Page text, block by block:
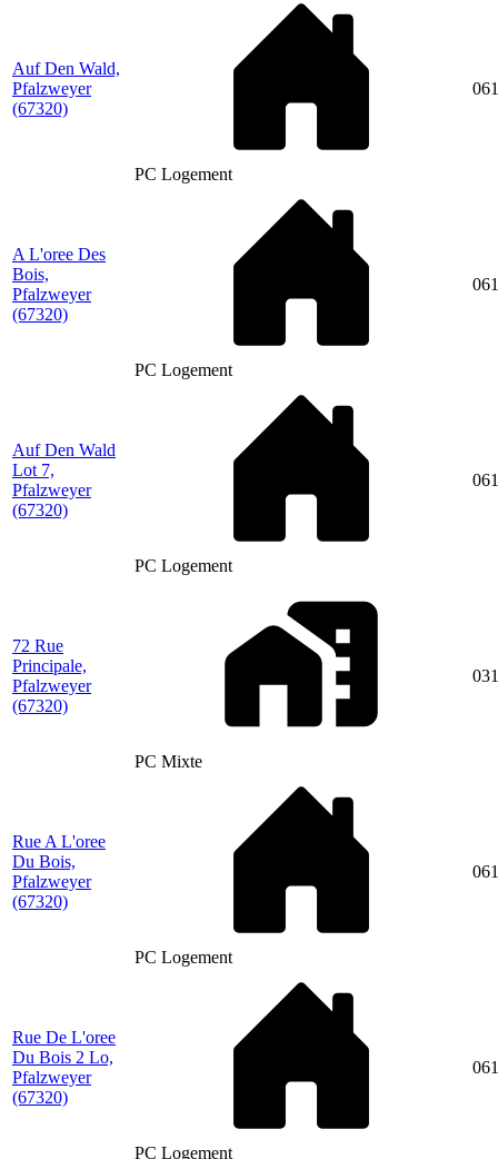
Auf Den Wald,
Pfalzweyer
(67320)
PC Logement
A L'oree Des
Bois,
Pfalzweyer
(67320)
PC Logement
Auf Den Wald
Lot 7,
Pfalzweyer
(67320)
PC Logement
72 Rue
Principale,
Pfalzweyer
(67320)
PC Mixte
Rue A L'oree
Du Bois,
Pfalzweyer
(67320)
PC Logement
Rue De L'oree
Du Bois 2 Lo,
Pfalzweyer
(67320)
PC Logement